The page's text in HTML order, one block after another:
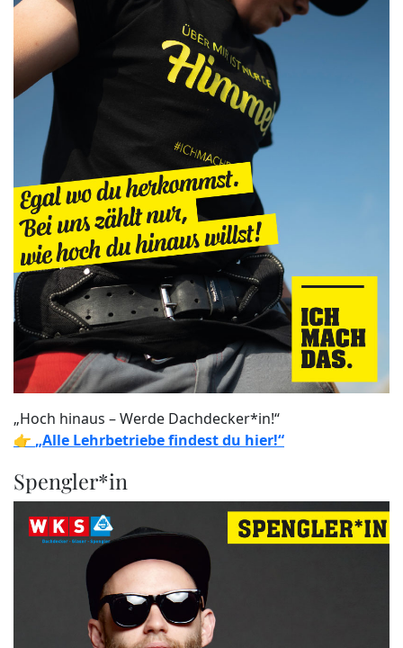
„Hoch hinaus – Werde Dachdecker*in!“
👉 „Alle Lehrbetriebe findest du hier!“
Spengler*in